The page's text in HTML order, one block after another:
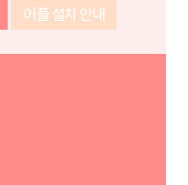
어플 설치 안내